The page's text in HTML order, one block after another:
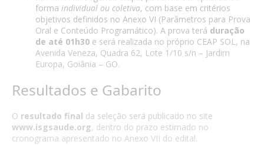
forma individual ou coletiva, com base em critérios
objetivos definidos no Anexo VI (Parâmetros para Prova
Oral e Conteúdo Programático). A prova terá duração
de até 01h30 e será realizada no próprio CEAP SOL, na
Avenida Veneza, Quadra 62, Lote 1/10 s/n – Jardim
Europa, Goiânia – GO.
Resultados e Gabarito
O resultado final da seleção será publicado no site
www.isgsaude.org, dentro do prazo estimado no
cronograma apresentado no Anexo VII do edital.